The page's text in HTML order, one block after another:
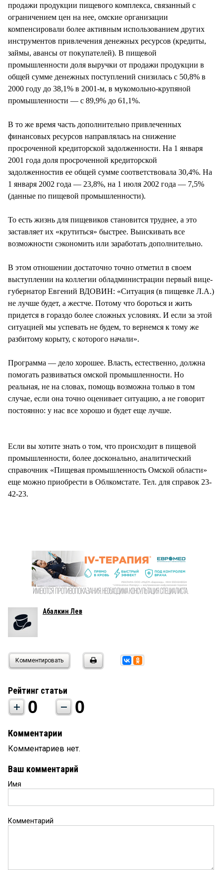
продажи продукции пищевого комплекса, связанный с
ограничением цен на нее, омские организации
компенсировали более активным использованием других
инструментов привлечения денежных ресурсов (кредиты,
займы, авансы от покупателей). В пищевой
промышленности доля выручки от продажи продукции в
общей сумме денежных поступлений снизилась с 50,8% в
2000 году до 38,1% в 2001-м, в мукомольно-крупяной
промышленности — с 89,9% до 61,1%.
В то же время часть дополнительно привлеченных
финансовых ресурсов направлялась на снижение
просроченной кредиторской задолженности. На 1 января
2001 года доля просроченной кредиторской
задолженностив ее общей сумме соответствовала 30,4%. На
1 января 2002 года — 23,8%, на 1 июля 2002 года — 7,5%
(данные по пищевой промышленности).
То есть жизнь для пищевиков становится труднее, а это
заставляет их «крутиться» быстрее. Выискивать все
возможности сэкономить или заработать дополнительно.
В этом отношении достаточно точно отметил в своем
выступлении на коллегии обладминистрации первый вице-
губернатор Евгений ВДОВИН: «Ситуация (в пищевке Л.А.)
не лучше будет, а жестче. Потому что бороться и жить
придется в гораздо более сложных условиях. И если за этой
ситуацией мы успевать не будем, то вернемся к тому же
разбитому корыту, с которого начали».
Программа — дело хорошее. Власть, естественно, должна
помогать развиваться омской промышленности. Но
реальная, не на словах, помощь возможна только в том
случае, если она точно оценивает ситуацию, а не говорит
постоянно: у нас все хорошо и будет еще лучше.
Если вы хотите знать о том, что происходит в пищевой
промышленности, более досконально, аналитический
справочник «Пищевая промышленность Омской области»
еще можно приобрести в Облкомстате. Тел. для справок 23-
42-23.
Абалкин Лев
Комментировать
Рейтинг статьи
0 0
Комментарии
Комментариев нет.
Ваш комментарий
Имя
Комментарий